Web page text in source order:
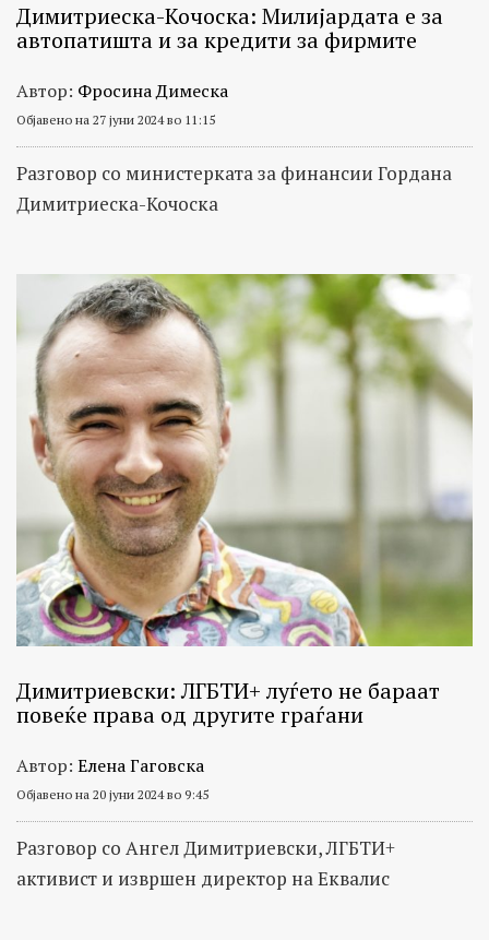
Димитриеска-Кочоска: Милијардата е за
автопатишта и за кредити за фирмите
Автор: Фросина Димеска
Објавено на 27 јуни 2024 во 11:15
Разговор со министерката за финансии Гордана
Димитриеска-Кочоска
Димитриевски: ЛГБТИ+ луѓето не бараат
повеќе права од другите граѓани
Автор: Елена Гаговска
Објавено на 20 јуни 2024 во 9:45
Разговор со Ангел Димитриевски, ЛГБТИ+
активист и извршен директор на Еквалис